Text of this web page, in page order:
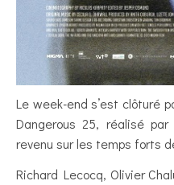
Le week-end s’est clôturé
Dangerous 25, réalisé par
revenu sur les temps forts
Richard Lecocq, Olivier